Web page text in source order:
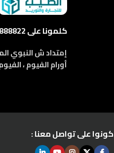
كلمونا على 01210888822
إمتداد ش النبوي
أورام الفيوم ،
كونوا على تواصل معنا :